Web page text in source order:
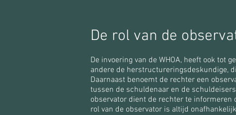
De rol van de
De invoering van de WHOA, heeft ook tot
andere de herstructureringsdeskundige,
Daarnaast benoemt de rechter een
tussen de schuldenaar en de
observator dient de rechter te informeren
rol van de observator is altijd